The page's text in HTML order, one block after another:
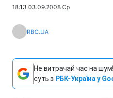
18:13 03.09.2008 Ср
RBC.UA
Не витрачай час на
суть з РБК-Україна у